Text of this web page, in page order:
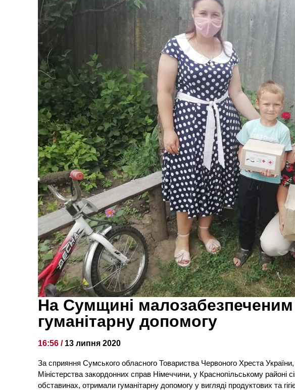
На Сумщині
гуманітарну допомогу
16:56 / 13 липня 2020
За сприяння Сумського обласного Товариства Червоного Хреста України,
Міністерства закордонних справ Німеччини, у Краснопільському районі
обставинах, отримали гуманітарну допомогу у вигляді продуктових та